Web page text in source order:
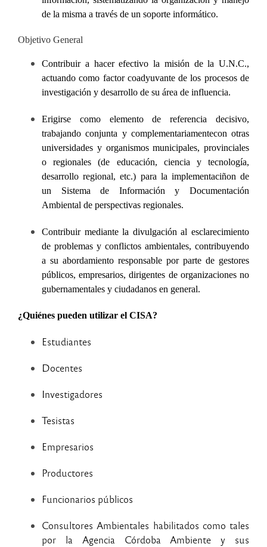
de la misma a través de un soporte informático.
Objetivo General
Contribuir a hacer efectivo la misión de la U.N.C.,
actuando como factor coadyuvante de los procesos de
investigación y desarrollo de su área de influencia.
Erigirse como elemento de referencia decisivo,
trabajando conjunta y complementariamentecon otras
universidades y organismos municipales, provinciales
o regionales (de educación, ciencia y tecnología,
desarrollo regional, etc.) para la implementaciñon de
un Sistema de Información y Documentación
Ambiental de perspectivas regionales.
Contribuir mediante la divulgación al esclarecimiento
de problemas y conflictos ambientales, contribuyendo
a su abordamiento responsable por parte de gestores
públicos, empresarios, dirigentes de organizaciones no
gubernamentales y ciudadanos en general.
¿Quiénes pueden utilizar el CISA?
Estudiantes
Docentes
Investigadores
Tesistas
Empresarios
Productores
Funcionarios públicos
Consultores Ambientales habilitados como tales
por la Agencia Córdoba Ambiente y sus